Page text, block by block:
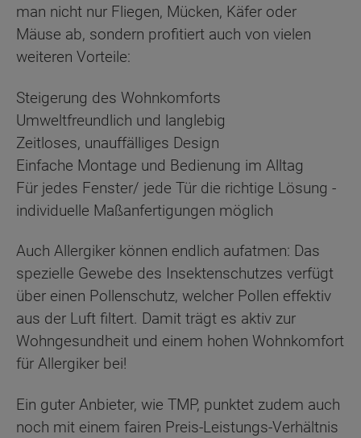
man nicht nur Fliegen, Mücken, Käfer oder
Mäuse ab, sondern profitiert auch von vielen
weiteren Vorteile:
Steigerung des Wohnkomforts
Umweltfreundlich und langlebig
Zeitloses, unauffälliges Design
Einfache Montage und Bedienung im Alltag
Für jedes Fenster/ jede Tür die richtige Lösung -
individuelle Maßanfertigungen möglich
Auch Allergiker können endlich aufatmen: Das
spezielle Gewebe des Insektenschutzes verfügt
über einen Pollenschutz, welcher Pollen effektiv
aus der Luft filtert. Damit trägt es aktiv zur
Wohngesundheit und einem hohen Wohnkomfort
für Allergiker bei!
Ein guter Anbieter, wie TMP, punktet zudem auch
noch mit einem fairen Preis-Leistungs-Verhältnis